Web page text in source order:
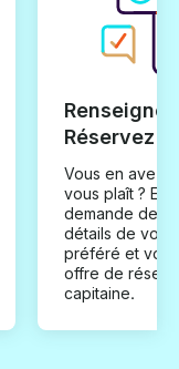
Réservez
Vous en avez
vous plaît ?
demande de
détails de
préféré et
offre de
capitaine.